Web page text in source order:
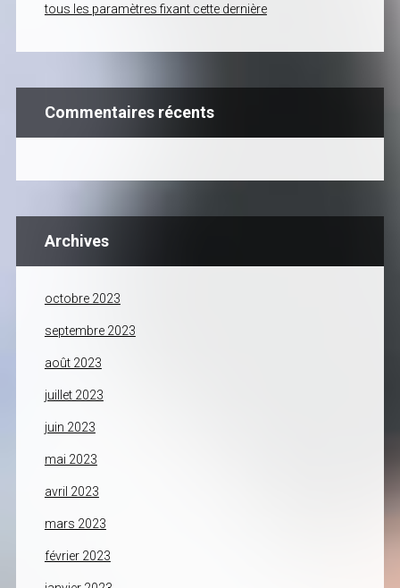
tous les paramètres fixant cette dernière
Commentaires récents
Archives
octobre 2023
septembre 2023
août 2023
juillet 2023
juin 2023
mai 2023
avril 2023
mars 2023
février 2023